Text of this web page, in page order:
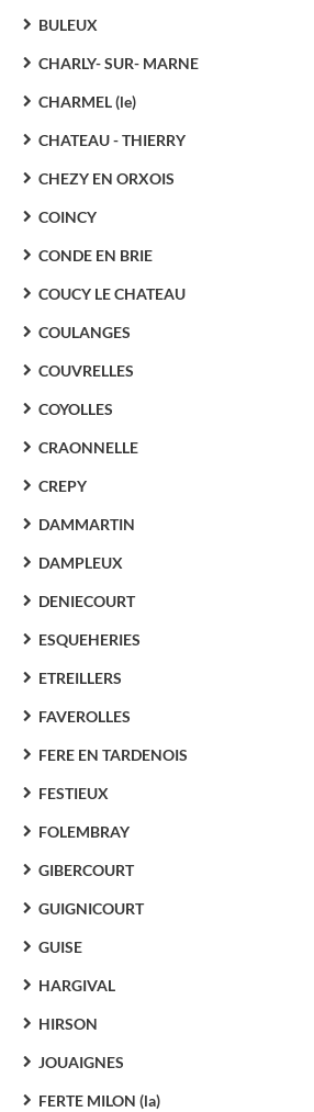
BULEUX
CHARLY- SUR- MARNE
CHARMEL (le)
CHATEAU - THIERRY
CHEZY EN ORXOIS
COINCY
CONDE EN BRIE
COUCY LE CHATEAU
COULANGES
COUVRELLES
COYOLLES
CRAONNELLE
CREPY
DAMMARTIN
DAMPLEUX
DENIECOURT
ESQUEHERIES
ETREILLERS
FAVEROLLES
FERE EN TARDENOIS
FESTIEUX
FOLEMBRAY
GIBERCOURT
GUIGNICOURT
GUISE
HARGIVAL
HIRSON
JOUAIGNES
FERTE MILON (la)